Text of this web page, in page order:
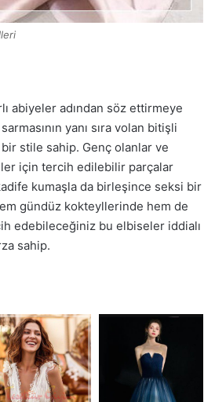
abiyeler adından söz ettirmeye
yanı sıra volan bitişli
stile sahip. Genç olanlar ve
için tercih edilebilir parçalar
kumaşla da birleşince seksi bir
gündüz kokteyllerinde hem de
edebileceğiniz bu elbiseler iddialı
sahip.